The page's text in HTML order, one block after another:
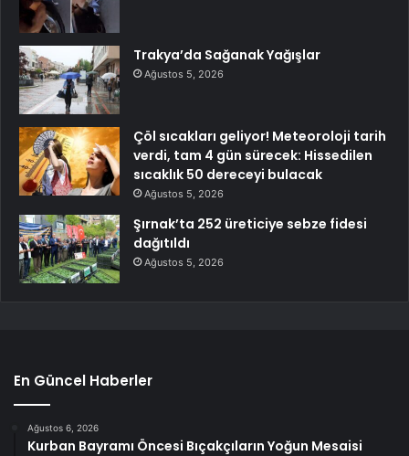
Trakya’da Sağanak Yağışlar
Ağustos 5, 2026
Çöl sıcakları geliyor! Meteoroloji tarih
verdi, tam 4 gün sürecek: Hissedilen
sıcaklık 50 dereceyi bulacak
Ağustos 5, 2026
Şırnak’ta 252 üreticiye sebze fidesi
dağıtıldı
Ağustos 5, 2026
En Güncel Haberler
Ağustos 6, 2026
Kurban Bayramı Öncesi Bıçakçıların Yoğun Mesaisi